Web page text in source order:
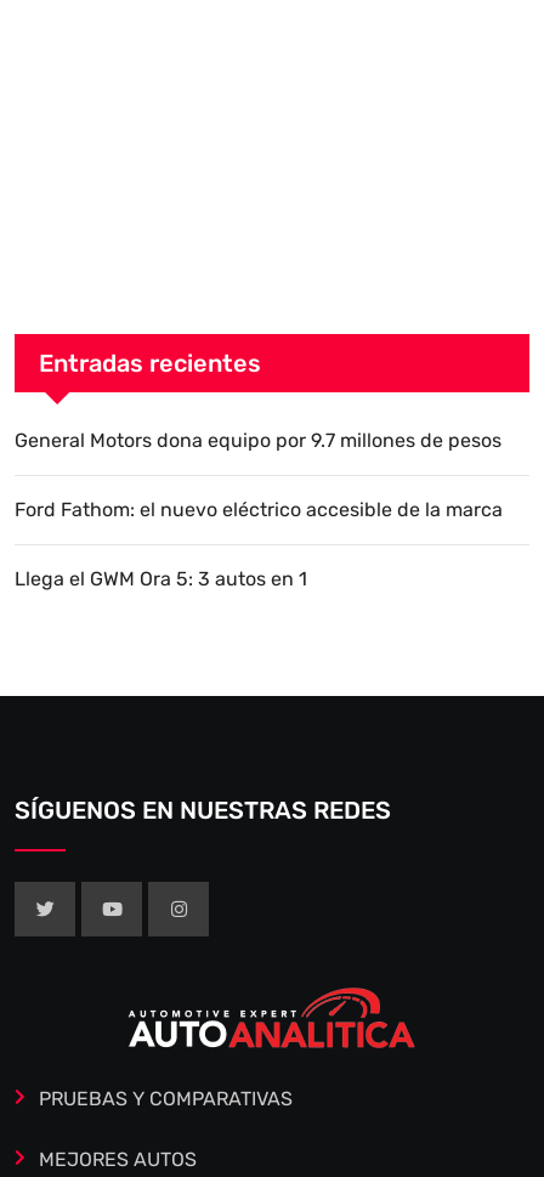
Entradas recientes
General Motors dona equipo por 9.7 millones de pesos
Ford Fathom: el nuevo eléctrico accesible de la marca
Llega el GWM Ora 5: 3 autos en 1
SÍGUENOS EN NUESTRAS REDES
PRUEBAS Y COMPARATIVAS
MEJORES AUTOS